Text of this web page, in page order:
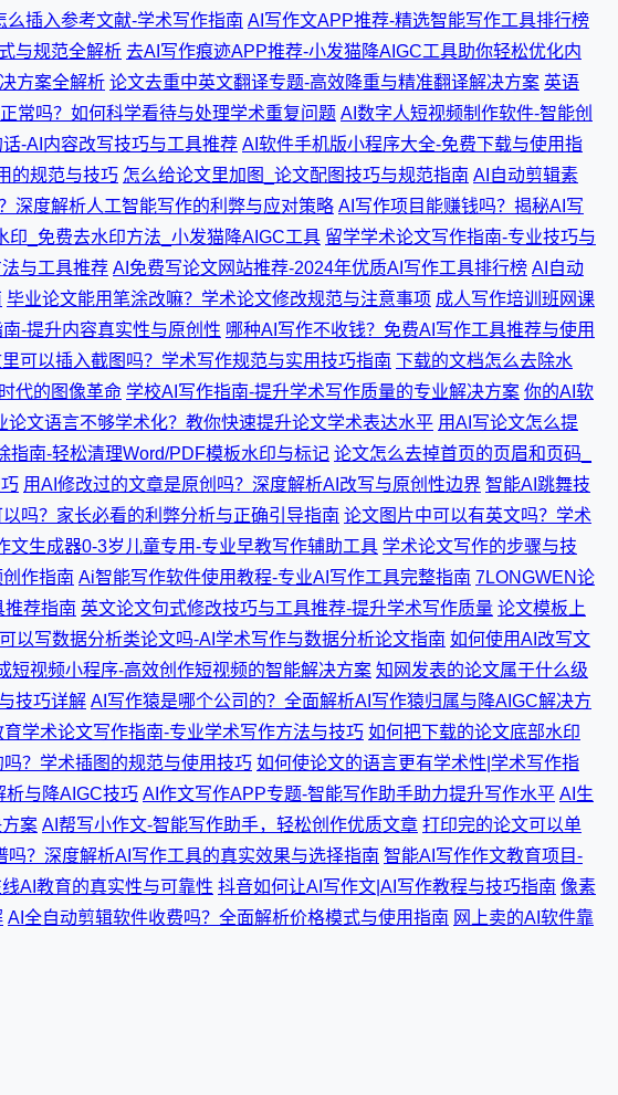
么插入参考文献-学术写作指南 AI写作文APP推荐-精选智能写作工具排行榜
与规范全解析 去AI写作痕迹APP推荐-小发猫降AIGC工具助你轻松优化内
方案全解析 论文去重中英文翻译专题-高效降重与精准翻译解决方案 英语
常吗？如何科学看待与处理学术重复问题 AI数字人短视频制作软件-智能创
-AI内容改写技巧与工具推荐 AI软件手机版小程序大全-免费下载与使用指
的规范与技巧 怎么给论文里加图_论文配图技巧与规范指南 AI自动剪辑素
深度解析人工智能写作的利弊与应对策略 AI写作项目能赚钱吗？揭秘AI写
印_免费去水印方法_小发猫降AIGC工具 留学学术论文写作指南-专业技巧与
与工具推荐 AI免费写论文网站推荐-2024年优质AI写作工具排行榜 AI自动
毕业论文能用笔涂改嘛？学术论文修改规范与注意事项 成人写作培训班网课
-提升内容真实性与原创性 哪种AI写作不收钱？免费AI写作工具推荐与使用
可以插入截图吗？学术写作规范与实用技巧指南 下载的文档怎么去除水
代的图像革命 学校AI写作指南-提升学术写作质量的专业解决方案 你的AI软
论文语言不够学术化？教你快速提升论文学术表达水平 用AI写论文怎么提
指南-轻松清理Word/PDF模板水印与标记 论文怎么去掉首页的页眉和页码_
用AI修改过的文章是原创吗？深度解析AI改写与原创性边界 智能AI跳舞技
吗？家长必看的利弊分析与正确引导指南 论文图片中可以有英文吗？学术
文生成器0-3岁儿童专用-专业早教写作辅助工具 学术论文写作的步骤与技
作指南 Ai智能写作软件使用教程-专业AI写作工具完整指南 7LONGWEN论
推荐指南 英文论文句式修改技巧与工具推荐-提升学术写作质量 论文模板上
以写数据分析类论文吗-AI学术写作与数据分析论文指南 如何使用AI改写文
短视频小程序-高效创作短视频的智能解决方案 知网发表的论文属于什么级
技巧详解 AI写作猿是哪个公司的？全面解析AI写作猿归属与降AIGC解决方
育学术论文写作指南-专业学术写作方法与技巧 如何把下载的论文底部水印
？学术插图的规范与使用技巧 如何使论文的语言更有学术性|学术写作指
与降AIGC技巧 AI作文写作APP专题-智能写作助手助力提升写作水平 AI生
案 AI帮写小作文-智能写作助手，轻松创作优质文章 打印完的论文可以单
吗？深度解析AI写作工具的真实效果与选择指南 智能AI写作作文教育项目-
AI教育的真实性与可靠性 抖音如何让AI写作文|AI写作教程与技巧指南 像素
AI全自动剪辑软件收费吗？全面解析价格模式与使用指南 网上卖的AI软件靠